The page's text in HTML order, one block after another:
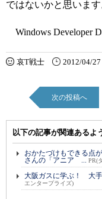
ではないかと思います
Windows Developer
哀T戦士 2012/04/
次の投稿へ
以下の記事が関連あるよ
おかたづけもできる点
さんの「アニア ... PR(
大阪ガスに学ぶ！ 大
エンタープライズ)